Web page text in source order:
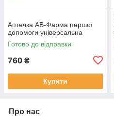
Аптечка АВ-Фарма першої
допомоги універсальна
Готово до відправки
760 ₴
Купити
Про нас